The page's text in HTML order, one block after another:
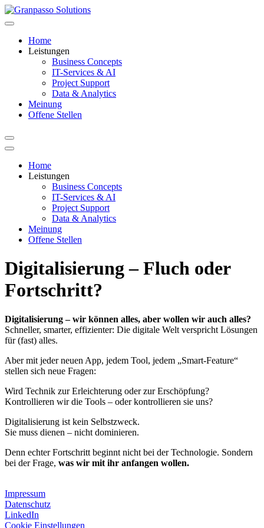
Zum
Inhalt
Home
Leistungen
Business Concepts
IT-Services & AI
Project Support
Data & Analytics
Meinung
Offene Stellen
Home
Leistungen
Business Concepts
IT-Services & AI
Project Support
Data & Analytics
Meinung
Offene Stellen
Digitalisierung – Fluch oder
Fortschritt?
Digitalisierung – wir können alles, aber wollen wir auch alles?
Schneller, smarter, effizienter: Die digitale Welt verspricht Lösungen
für (fast) alles.
Aber mit jeder neuen App, jedem Tool, jedem „Smart-Feature“
stellen sich neue Fragen:
Wird Technik zur Erleichterung oder zur Erschöpfung?
Kontrollieren wir die Tools – oder kontrollieren sie uns?
Digitalisierung ist kein Selbstzweck.
Sie muss dienen – nicht dominieren.
Denn echter Fortschritt beginnt nicht bei der Technologie. Sondern
bei der Frage, was wir mit ihr anfangen wollen.
Impressum
Datenschutz
LinkedIn
Cookie Einstellungen